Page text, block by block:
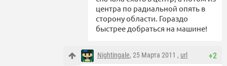
центра по радиальной опять в
сторону области. Гораздо
быстрее добраться на машине!
+2
Nightingale, 25 Марта 2011 , url